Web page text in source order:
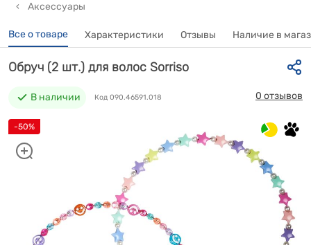
Аксессуары
Все о товаре Характеристики Отзывы Наличие в
-50%
Обруч (2 шт.) для волос Sorriso
В наличии Код 090.46591.018 0 отзывов